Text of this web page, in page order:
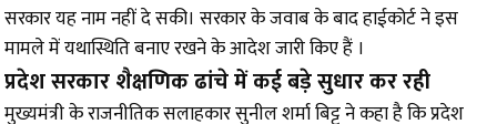
सरकार यह नाम नहीं दे सकी। सरकार के जवाब के बाद हाईकोर्ट ने इस
मामले में यथास्थिति बनाए रखने के आदेश जारी किए हैं ।
प्रदेश सरकार शैक्षणिक ढांचे में कई बड़े सुधार कर रही
मुख्यमंत्री के राजनीतिक सलाहकार सुनील शर्मा बिट्टू ने कहा है कि प्रदेश